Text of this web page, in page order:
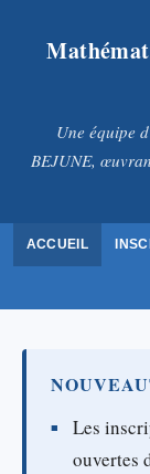
Une équipe
BEJUNE,
ACCUEIL
Les
ouvertes